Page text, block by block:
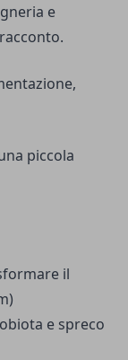
e
piccola
il
e spreco